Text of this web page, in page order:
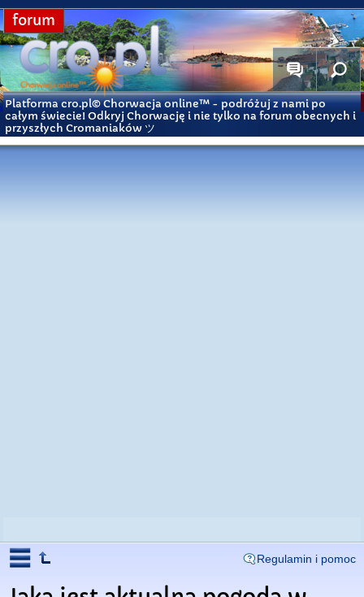
forum
Platforma cro.pl© Chorwacja online™ - podróżuj z nami po
całym świecie! Odkryj Chorwację i nie tylko na forum obecnych i
przyszłych Cromaniaków ツ
Regulamin i pomoc